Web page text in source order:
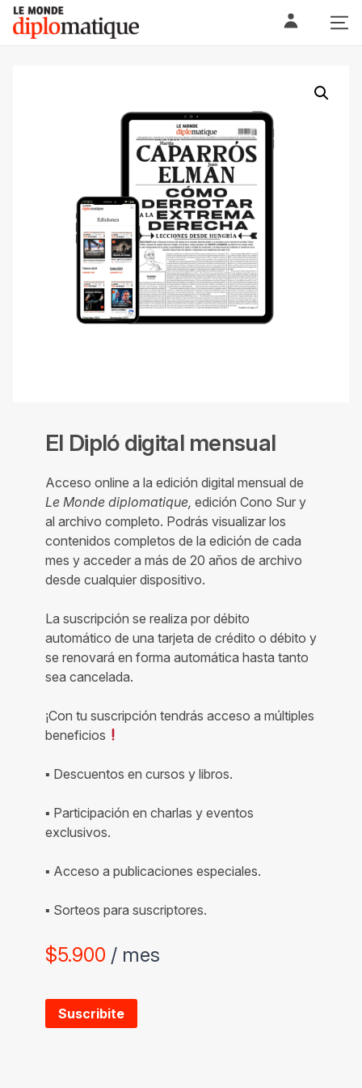
Skip
content
Le monde diplomatique
El Dipló digital mensual
Acceso online a la edición digital mensual de
Le Monde diplomatique, edición Cono Sur y
al archivo completo. Podrás visualizar los
contenidos completos de la edición de cada
mes y acceder a más de 20 años de archivo
desde cualquier dispositivo.
La suscripción se realiza por débito
automático de una tarjeta de crédito o débito y
se renovará en forma automática hasta tanto
sea cancelada.
¡Con tu suscripción tendrás acceso a múltiples
beneficios
▪ Descuentos en cursos y libros.
▪ Participación en charlas y eventos
exclusivos.
▪ Acceso a publicaciones especiales.
▪ Sorteos para suscriptores.
$5.900 / mes
Suscribite